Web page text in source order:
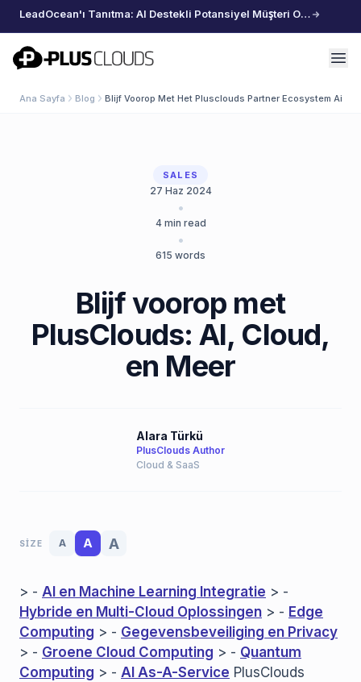
LeadOcean'ı Tanıtma: AI Destekli Potansiyel Müşteri Oluşturma, Özenle Seçilmiş Veriler, Zahmetsiz Büyüme
PlusClouds
Ana Sayfa Blog Blijf Voorop Met Het Plusclouds Partner Ecosystem Ai
SALES
27 Haz 2024
•
4min read
•
615 words
Blijf voorop met
PlusClouds: AI, Cloud,
en Meer
Alara Türkü
PlusClouds Author
Cloud & SaaS
SIZE A A A
> - AI en Machine Learning Integratie > -
Hybride en Multi-Cloud Oplossingen > - Edge
Computing > - Gegevensbeveiliging en Privacy
> - Groene Cloud Computing > - Quantum
Computing > - AI As-A-Service PlusClouds